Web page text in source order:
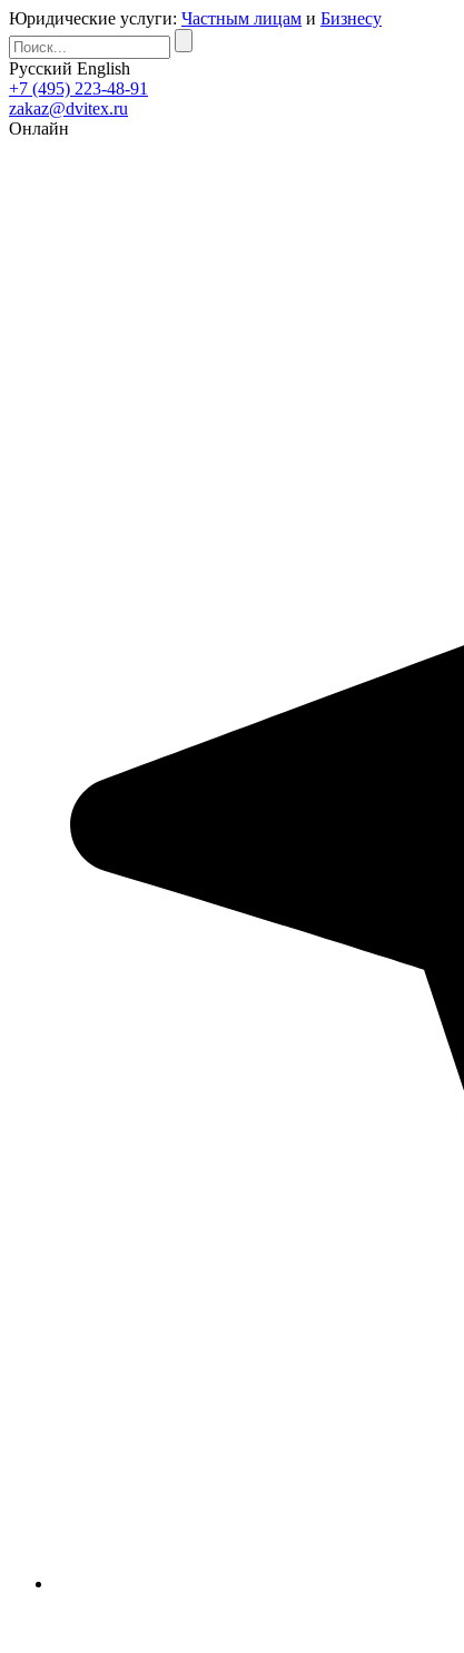
Юридические услуги: Частным лицам и Бизнесу
Русский English
+7 (495) 223-48-91
zakaz@dvitex.ru
Онлайн